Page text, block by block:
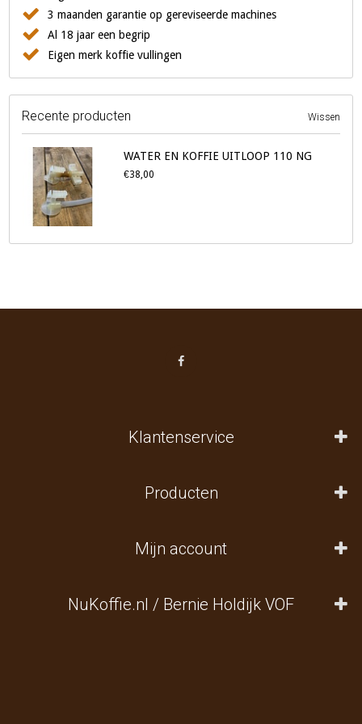
3 maanden garantie op gereviseerde machines
Al 18 jaar een begrip
Eigen merk koffie vullingen
Recente producten Wissen
WATER EN KOFFIE UITLOOP 110 NG
€38,00
Klantenservice
Producten
Mijn account
NuKoffie.nl / Bernie Holdijk VOF